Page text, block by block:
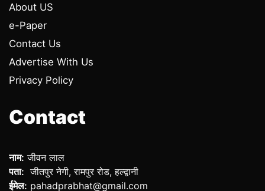
About US
e-Paper
Contact Us
Advertise With Us
Privacy Policy
Contact
नाम: जीवन लाल
पता: जीतपुर नेगी, रामपुर रोड, हल्द्वानी
ईमेल: pahadprabhat@gmail.com